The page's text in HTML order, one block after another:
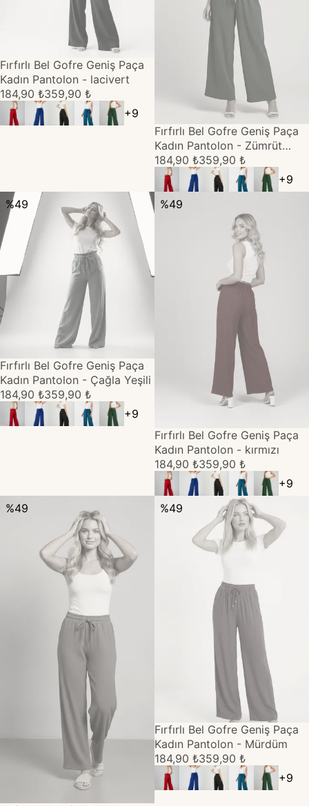
TÜKENDİ
Fırfırlı Bel Gofre Geniş Paça
Kadın Pantolon - lacivert
184,90 ₺359,90 ₺
+9
TÜKENDİ
Fırfırlı Bel Gofre Geniş Paça
Kadın Pantolon - Zümrüt
Yeşil
184,90 ₺359,90 ₺
+9
%49
TÜKENDİ
Fırfırlı Bel Gofre Geniş Paça
Kadın Pantolon - Çağla Yeşili
184,90 ₺359,90 ₺
+9
%49
TÜKENDİ
Fırfırlı Bel Gofre Geniş Paça
Kadın Pantolon - kırmızı
184,90 ₺359,90 ₺
+9
%49 %49
TÜKENDİ
Fırfırlı Bel Gofre Geniş Paça
Kadın Pantolon - Mürdüm
184,90 ₺359,90 ₺
+9